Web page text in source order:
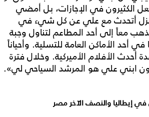
الكثيرون في الإجازات، بل أمضي
أتحدث مع علي عن كل شيء في
معاً إلى أحد المطاعم لتناول وجبة
أحد الأماكن العامة للتسلية. وأحياناً
أحدث الأفلام الأميركية. وخلال فترة
ابني علي هو المرشد السياحي لي».
إيطاليا والنصف الآخر مصر